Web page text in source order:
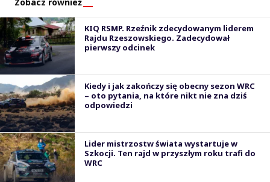
KIQ RSMP. Rzeźnik zdecydowanym liderem
Rajdu Rzeszowskiego. Zadecydował
pierwszy odcinek
Kiedy i jak zakończy się obecny sezon WRC
– oto pytania, na które nikt nie zna dziś
odpowiedzi
Lider mistrzostw świata wystartuje w
Szkocji. Ten rajd w przyszłym roku trafi do
WRC